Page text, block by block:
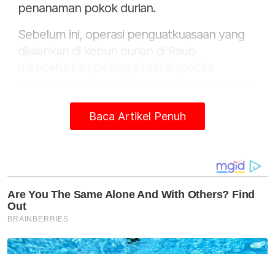
penanaman pokok durian.
Sebelum ini, operasi penguatkuasaan yang
tanaman mereka dimusnahkan.- Bernama
Baca Artikel Penuh